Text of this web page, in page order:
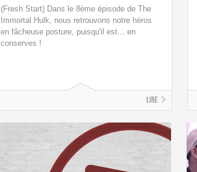
(Fresh Start) Dans le 8ème épisode de The
Immortal Hulk, nous retrouvons notre héros
en fâcheuse posture, puisqu'il est... en
conserves !
Lire